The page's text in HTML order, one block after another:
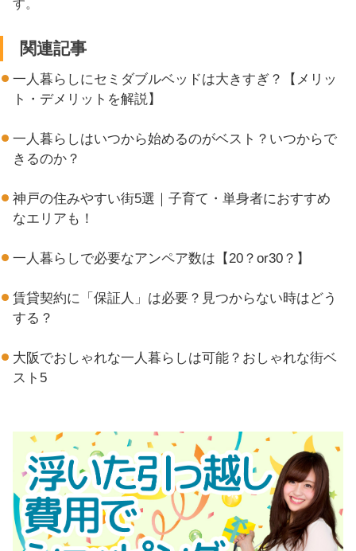
す。
関連記事
一人暮らしにセミダブルベッドは大きすぎ？【メリッ
ト・デメリットを解説】
一人暮らしはいつから始めるのがベスト？いつからで
きるのか？
神戸の住みやすい街5選｜子育て・単身者におすすめ
なエリアも！
一人暮らしで必要なアンペア数は【20？or30？】
賃貸契約に「保証人」は必要？見つからない時はどう
する？
大阪でおしゃれな一人暮らしは可能？おしゃれな街ベ
スト5